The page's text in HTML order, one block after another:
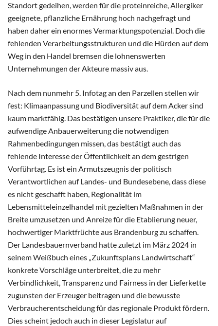
Standort gedeihen, werden für die proteinreiche, Allergiker
geeignete, pflanzliche Ernährung hoch nachgefragt und
haben daher ein enormes Vermarktungspotenzial. Doch die
fehlenden Verarbeitungsstrukturen und die Hürden auf dem
Weg in den Handel bremsen die lohnenswerten
Unternehmungen der Akteure massiv aus.
Nach dem nunmehr 5. Infotag an den Parzellen stellen wir
fest: Klimaanpassung und Biodiversität auf dem Acker sind
kaum marktfähig. Das bestätigen unsere Praktiker, die für die
aufwendige Anbauerweiterung die notwendigen
Rahmenbedingungen missen, das bestätigt auch das
fehlende Interesse der Öffentlichkeit an dem gestrigen
Vorführtag. Es ist ein Armutszeugnis der politisch
Verantwortlichen auf Landes- und Bundesebene, dass diese
es nicht geschafft haben, Regionalität im
Lebensmitteleinzelhandel mit gezielten Maßnahmen in der
Breite umzusetzen und Anreize für die Etablierung neuer,
hochwertiger Marktfrüchte aus Brandenburg zu schaffen.
Der Landesbauernverband hatte zuletzt im März 2024 in
seinem Weißbuch eines „Zukunftsplans Landwirtschaft“
konkrete Vorschläge unterbreitet, die zu mehr
Verbindlichkeit, Transparenz und Fairness in der Lieferkette
zugunsten der Erzeuger beitragen und die bewusste
Verbraucherentscheidung für das regionale Produkt fördern.
Dies scheint jedoch auch in dieser Legislatur auf